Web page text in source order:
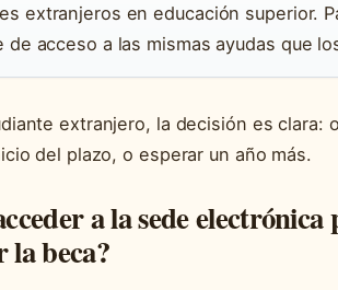
extranjeros en educación superior.
de acceso a las mismas ayudas que
extranjero, la decisión es clara:
del plazo, o esperar un año más.
a la sede electrónica
la beca?